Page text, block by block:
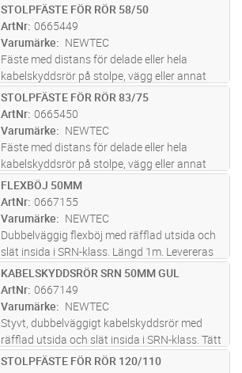
ST Lägg i kundvagn
STOLPFÄSTE FÖR RÖR 58/50
ArtNr 0665449
Varumärke
NEWTEC
Fäste med distans för delade eller hela
kabelskyddsrör på stolpe, vägg eller annat
underlag. Levereras inkl. fästskruv för trä.
ST Lägg i kundvagn
STOLPFÄSTE FÖR RÖR 83/75
ArtNr 0665450
Varumärke
NEWTEC
Fäste med distans för delade eller hela
kabelskyddsrör på stolpe, vägg eller annat
underlag. Levereras inkl. fästskruv för trä.
ST Lägg i kundvagn
FLEXBÖJ 50MM
ArtNr 0667155
Varumärke
NEWTEC
Dubbelväggig flexböj med räfflad utsida och
slät insida i SRN-klass. Längd 1m. Levereras
med vattentät muff i en ände.
M Lägg i kundvagn
KABELSKYDDSRÖR SRN 50MM GUL
ArtNr 0667149
Varumärke
NEWTEC
Styvt, dubbelväggigt kabelskyddsrör med
räfflad utsida och slät insida i SRN-klass. Tätt
system med muff i en ände samt täningsring i
ST Lägg i kundvagn
STOLPFÄSTE FÖR RÖR 120/110